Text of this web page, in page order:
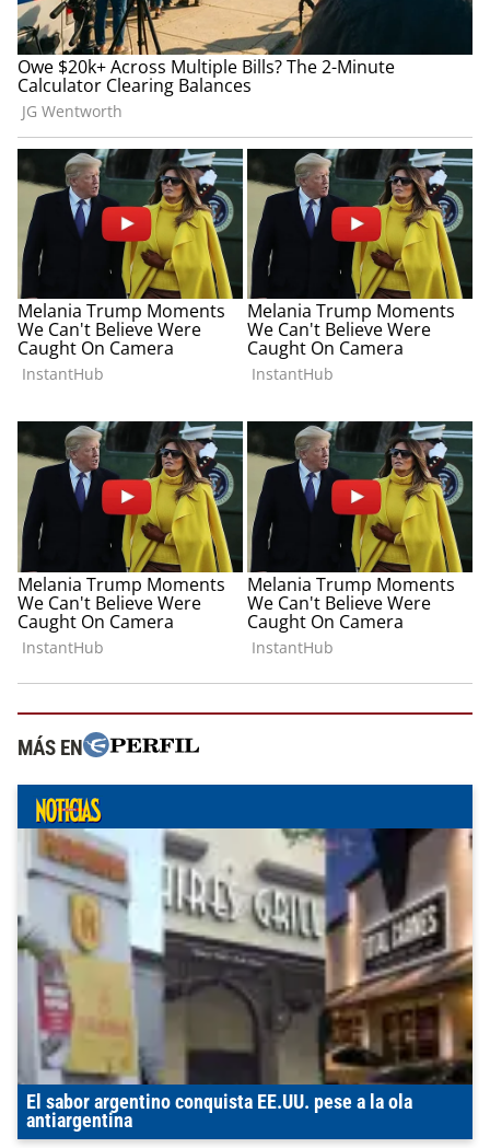
MÁS EN
El sabor argentino conquista EE.UU. pese a la ola
antiargentina